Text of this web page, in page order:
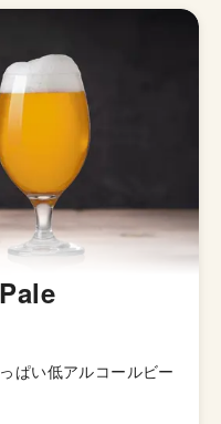
ぱい低アルコールビー